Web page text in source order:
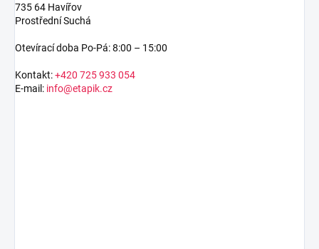
735 64 Havířov
Prostřední Suchá
Otevírací doba Po-Pá: 8:00 – 15:00
Kontakt:+420 725 933 054
E-mail: info@etapik.cz